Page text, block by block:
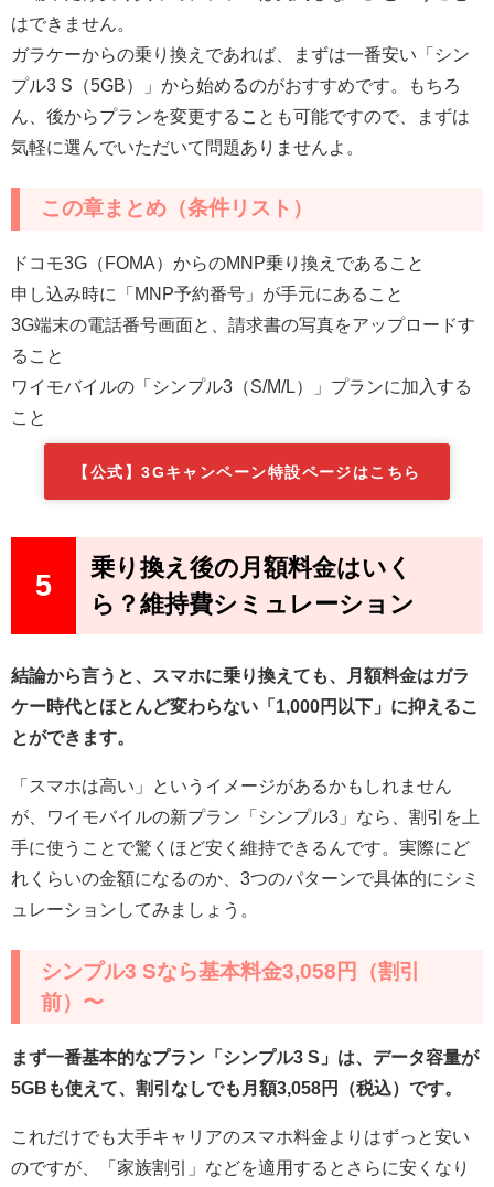
はできません。
ガラケーからの乗り換えであれば、まずは一番安い「シン
プル3 S（5GB）」から始めるのがおすすめです。もちろ
ん、後からプランを変更することも可能ですので、まずは
気軽に選んでいただいて問題ありませんよ。
この章まとめ（条件リスト）
ドコモ3G（FOMA）からのMNP乗り換えであること
申し込み時に「MNP予約番号」が手元にあること
3G端末の電話番号画面と、請求書の写真をアップロードす
ること
ワイモバイルの「シンプル3（S/M/L）」プランに加入する
こと
【公式】3Gキャンペーン特設ページはこちら
5
乗り換え後の月額料金はいく
ら？維持費シミュレーション
結論から言うと、スマホに乗り換えても、月額料金はガラ
ケー時代とほとんど変わらない「1,000円以下」に抑えるこ
とができます。
「スマホは高い」というイメージがあるかもしれません
が、ワイモバイルの新プラン「シンプル3」なら、割引を上
手に使うことで驚くほど安く維持できるんです。実際にど
れくらいの金額になるのか、3つのパターンで具体的にシミ
ュレーションしてみましょう。
シンプル3 Sなら基本料金3,058円（割引
前）〜
まず一番基本的なプラン「シンプル3 S」は、データ容量が
5GBも使えて、割引なしでも月額3,058円（税込）です。
これだけでも大手キャリアのスマホ料金よりはずっと安い
のですが、「家族割引」などを適用するとさらに安くなり